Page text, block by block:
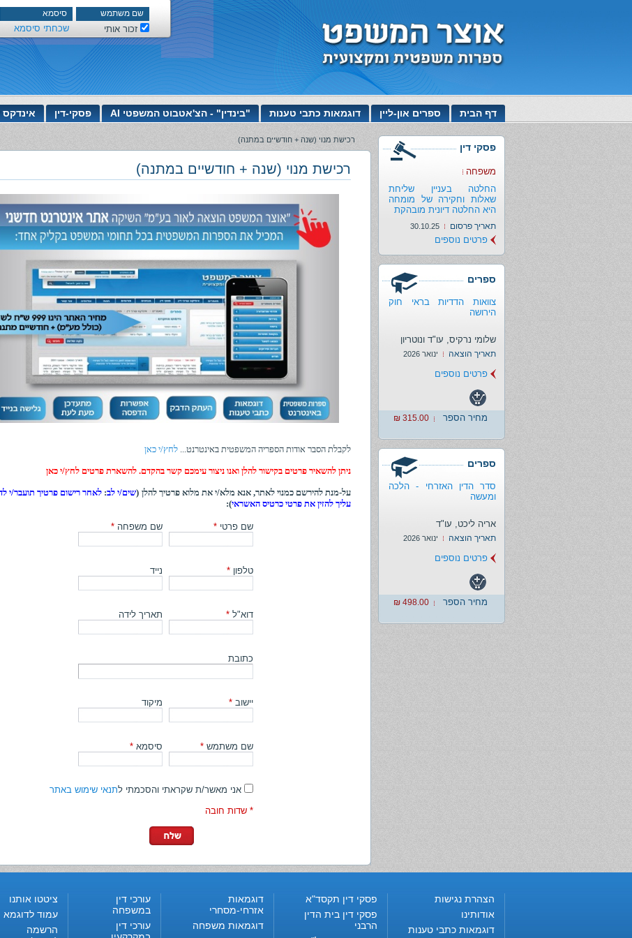
זכור אותי שכחתי סיסמא
דף הבית ספרים און-ליין דוגמאות כתבי טענות "בינדין" - הצ'אטבוט המשפטי AI פסקי-דין אינדקס
פסקי דין
משפחה
החלטה בעניין שליחת
שאלות וחקירה של מומחה
היא החלטה דיונית מובהקת
תאריך פרסום 30.10.25
פרטים נוספים
ספרים
צוואות הדדיות בראי חוק
הירושה
שלומי נרקיס, עו"ד ונוטריון
תאריך הוצאה ינואר 2026
מחיר הספר 315.00 ₪
פרטים נוספים
ספרים
סדר הדין האזרחי - הלכה
ומעשה
אריה ליכט, עו"ד
תאריך הוצאה ינואר 2026
מחיר הספר 498.00 ₪
פרטים נוספים
רכישת מנוי (שנה + חודשיים במתנה)
רכישת מנוי (שנה + חודשיים במתנה)
לקבלת הסבר אודות הספריה המשפטית באינטרנט... לחץ/י כאן
ניתן להשאיר פרטים בקישור להלן ואנו ניצור עימכם קשר בהקדם. להשארת פרטים לחץ/י כאן
על-מנת להירשם כמנוי לאתר, אנא מלא/י את מלוא פרטיך להלן (שים/י לב: לאחר רישום פרטיך תועבר/י
עליך להזין את פרטי כרטיס האשראי):
שם פרטי * שם משפחה *
טלפון * נייד
דוא"ל * תאריך לידה
כתובת
יישוב * מיקוד
שם משתמש * סיסמא *
אני מאשר/ת שקראתי והסכמתי לתנאי שימוש באתר
* שדות חובה
הצהרת נגישות
אודותינו
דוגמאות כתבי טענות
פסקי דין תקסד"א
פסקי דין בית הדין
הרבני
דוגמאות
אזרחי-מסחרי
דוגמאות משפחה
עורכי דין
במשפחה
עורכי דין
ציטטו אותנו
עמוד לדוגמא
הרשמה